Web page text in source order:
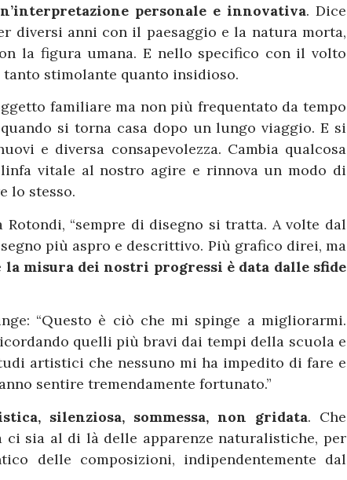
personale e innovativa. Dice
diversi anni con il paesaggio e la natura morta,
la figura umana. E nello specifico con il volto
stimolante quanto insidioso.
familiare ma non più frequentato da tempo
si torna casa dopo un lungo viaggio. E si
e diversa consapevolezza. Cambia qualcosa
linfa vitale al nostro agire e rinnova un modo di
lo stesso.
Rotondi, “sempre di disegno si tratta. A volte dal
più aspro e descrittivo. Più grafico direi, ma
la misura dei nostri progressi è data dalle sfide
“Questo è ciò che mi spinge a migliorarmi.
quelli più bravi dai tempi della scuola e
artistici che nessuno mi ha impedito di fare e
sentire tremendamente fortunato.”
silenziosa, sommessa, non gridata. Che
sia al di là delle apparenze naturalistiche, per
delle composizioni, indipendentemente dal